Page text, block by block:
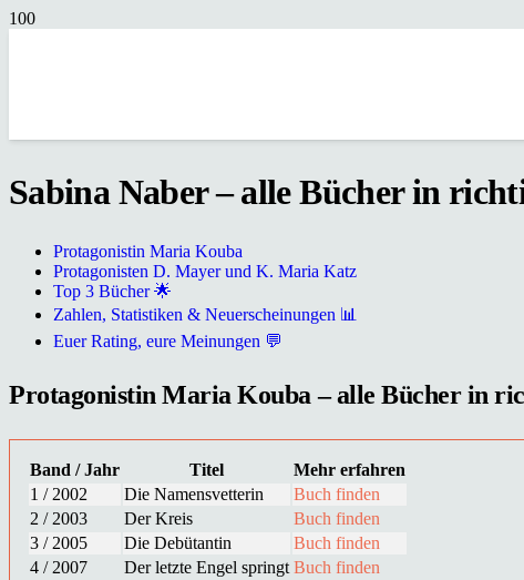
Sabina Naber – alle Bücher in
Protagonistin Maria Kouba
Protagonisten D. Mayer und K. Maria Katz
Top 3 Bücher 🌟
Zahlen, Statistiken & Neuerscheinungen 📊
Euer Rating, eure Meinungen 💬
Protagonistin Maria Kouba – alle Bücher in
Band / Jahr Titel
Mehr erfahren
1 / 2002
Die Namensvetterin
Buch finden
2 / 2003
Der Kreis
Buch finden
3 / 2005
Die Debütantin
Buch finden
4 / 2007
Der letzte Engel springt Buch finden